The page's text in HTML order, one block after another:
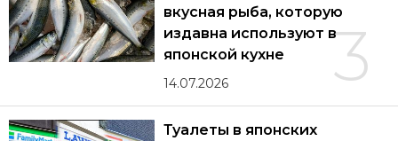
3
вкусная рыба, которую
издавна используют в
японской кухне
14.07.2026
Туалеты в японских